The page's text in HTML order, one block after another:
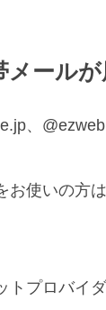
メール
、
お使いの方
トプロバイ